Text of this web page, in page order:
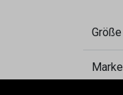
Größe
Marke